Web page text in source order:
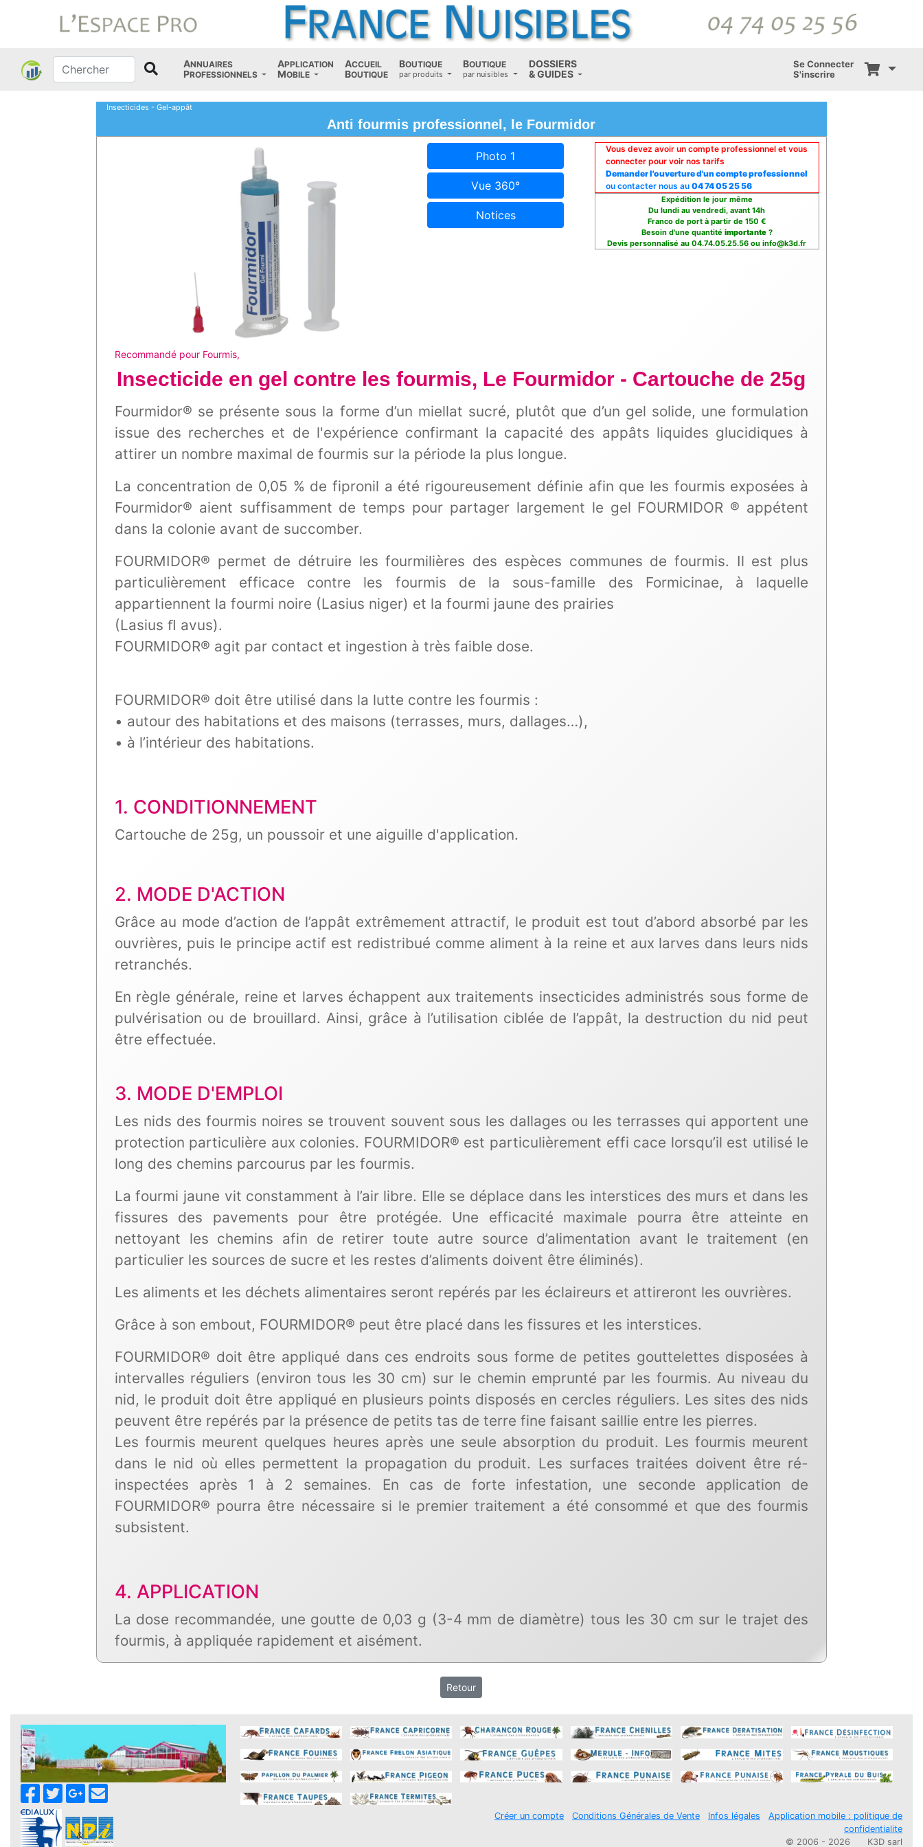
ANNUAIRES
PROFESSIONNELS
APPLICATION
MOBILE
ACCUEIL
BOUTIQUE(current)
BOUTIQUE
par produits
BOUTIQUE
par nuisibles
DOSSIERS
&GUIDES
Se Connecter
S'inscrire
Insecticides - Gel-appât
Anti fourmis professionnel, le Fourmidor
Photo 1
Vue 360°
Notices
Vous devez avoir un compte professionnel et vous
connecter pour voir nos tarifs
Demander l'ouverture d'un compte professionnel
ou contacter nous au 04 74 05 25 56
Expédition le jour même
Du lundi au vendredi, avant 14h
Franco de port à partir de 150 €
Besoin d'une quantité importante?
Devis personnalisé au 04.74.05.25.56 ou info@k3d.fr
Recommandé pour Fourmis,
Insecticide en gel contre les fourmis, Le Fourmidor - Cartouche de 25g
Fourmidor® se présente sous la forme d’un miellat sucré, plutôt que d’un gel solide, une formulation
issue des recherches et de l'expérience confirmant la capacité des appâts liquides glucidiques à
attirer un nombre maximal de fourmis sur la période la plus longue.
La concentration de 0,05 % de fipronil a été rigoureusement définie afin que les fourmis exposées à
Fourmidor® aient suffisamment de temps pour partager largement le gel FOURMIDOR ® appétent
dans la colonie avant de succomber.
FOURMIDOR® permet de détruire les fourmilières des espèces communes de fourmis. Il est plus
particulièrement efficace contre les fourmis de la sous-famille des Formicinae, à laquelle
appartiennent la fourmi noire (Lasius niger) et la fourmi jaune des prairies
(Lasius ﬂ avus).
FOURMIDOR® agit par contact et ingestion à très faible dose.
FOURMIDOR® doit être utilisé dans la lutte contre les fourmis :
• autour des habitations et des maisons (terrasses, murs, dallages…),
• à l’intérieur des habitations.
1. CONDITIONNEMENT
Cartouche de 25g, un poussoir et une aiguille d'application.
2. MODE D'ACTION
Grâce au mode d’action de l’appât extrêmement attractif, le produit est tout d’abord absorbé par les
ouvrières, puis le principe actif est redistribué comme aliment à la reine et aux larves dans leurs nids
retranchés.
En règle générale, reine et larves échappent aux traitements insecticides administrés sous forme de
pulvérisation ou de brouillard. Ainsi, grâce à l’utilisation ciblée de l’appât, la destruction du nid peut
être effectuée.
3. MODE D'EMPLOI
Les nids des fourmis noires se trouvent souvent sous les dallages ou les terrasses qui apportent une
protection particulière aux colonies. FOURMIDOR® est particulièrement effi cace lorsqu’il est utilisé le
long des chemins parcourus par les fourmis.
La fourmi jaune vit constamment à l’air libre. Elle se déplace dans les interstices des murs et dans les
fissures des pavements pour être protégée. Une efficacité maximale pourra être atteinte en
nettoyant les chemins afin de retirer toute autre source d’alimentation avant le traitement (en
particulier les sources de sucre et les restes d’aliments doivent être éliminés).
Les aliments et les déchets alimentaires seront repérés par les éclaireurs et attireront les ouvrières.
Grâce à son embout, FOURMIDOR® peut être placé dans les fissures et les interstices.
FOURMIDOR® doit être appliqué dans ces endroits sous forme de petites gouttelettes disposées à
intervalles réguliers (environ tous les 30 cm) sur le chemin emprunté par les fourmis. Au niveau du
nid, le produit doit être appliqué en plusieurs points disposés en cercles réguliers. Les sites des nids
peuvent être repérés par la présence de petits tas de terre fine faisant saillie entre les pierres.
Les fourmis meurent quelques heures après une seule absorption du produit. Les fourmis meurent
dans le nid où elles permettent la propagation du produit. Les surfaces traitées doivent être ré-
inspectées après 1 à 2 semaines. En cas de forte infestation, une seconde application de
FOURMIDOR® pourra être nécessaire si le premier traitement a été consommé et que des fourmis
subsistent.
4. APPLICATION
La dose recommandée, une goutte de 0,03 g (3-4 mm de diamètre) tous les 30 cm sur le trajet des
fourmis, à appliquée rapidement et aisément.
Retour
Créer un compte Conditions Générales de Vente Infos légales
Application mobile : politique de
confidentialite
© 2006 - 2026
K3D sarl